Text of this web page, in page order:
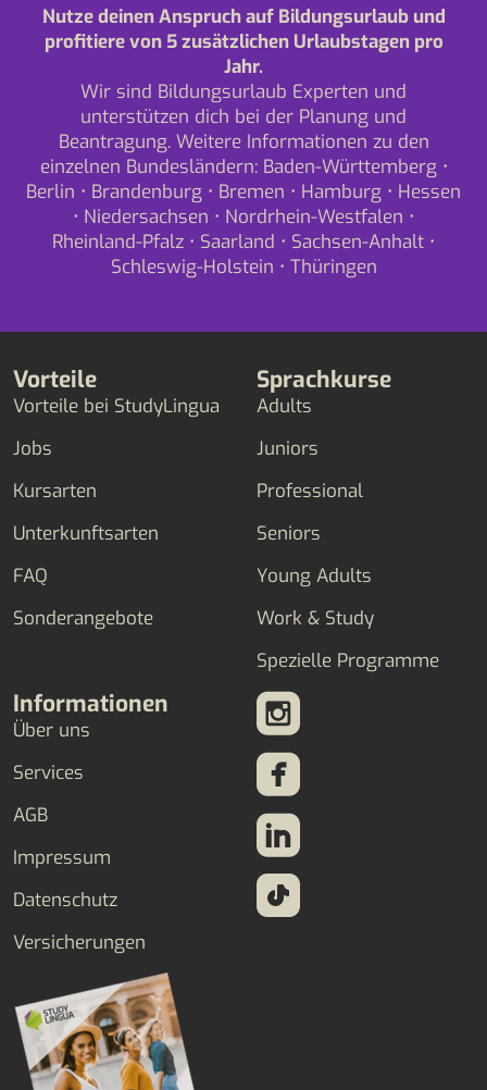
Nutze deinen Anspruch auf Bildungsurlaub und
profitiere von 5 zusätzlichen Urlaubstagen pro
Jahr.
Wir sind Bildungsurlaub Experten und
unterstützen dich bei der Planung und
Beantragung. Weitere Informationen zu den
einzelnen Bundesländern: Baden-Württemberg•
Berlin • Brandenburg • Bremen • Hamburg • Hessen
• Niedersachsen • Nordrhein-Westfalen •
Rheinland-Pfalz • Saarland • Sachsen-Anhalt •
Schleswig-Holstein • Thüringen
Vorteile
Vorteile bei StudyLingua
Jobs
Kursarten
Unterkunftsarten
FAQ
Sonderangebote
Sprachkurse
Adults
Juniors
Professional
Seniors
Young Adults
Work & Study
Spezielle Programme
Informationen
Über uns
Services
AGB
Impressum
Datenschutz
Versicherungen